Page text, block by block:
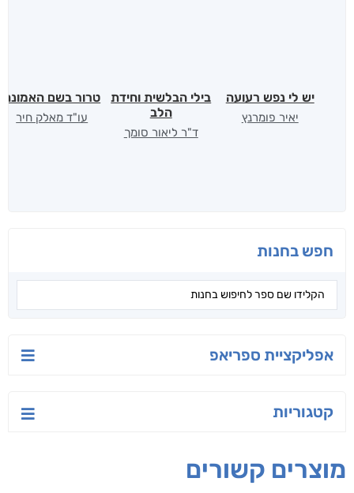
חפש בחנות
אפליקציית ספריאפ
קטגוריות
יש לי נפש רעועה
יאיר פומרנץ
בילי הבלשית וחידת
הלב
ד"ר ליאור סומך
טרור בשם האמונה
עו"ד מאלק חיר
מוצרים קשורים